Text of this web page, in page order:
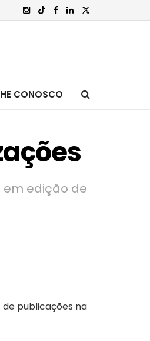
CONOSCO
em edição de
de publicações na